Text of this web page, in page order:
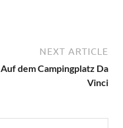
NEXT ARTICLE
Auf dem Campingplatz Da
Vinci